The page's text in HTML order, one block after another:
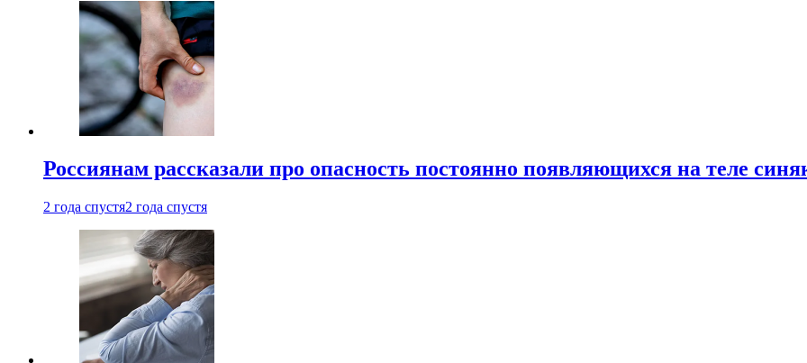
Россиянам рассказали про опасность постоянно появляющихся на теле
2 года спустя2 года спустя